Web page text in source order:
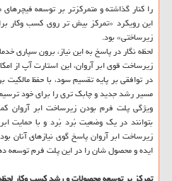
را کنار گذاشته و متمرکزتر بر توسعه
این رویکرد «تمرکز بیش تر روی کسب وکار
زیرساختی» بود.
لحظه نگار در پاسخ به این نیاز، برون سپاری
زیرساخت قوی ابر آروان، این استارت آپ از
در توافقی بر پایه تقسیم سود، با حفظ
مسیر رشد جدید و چابک تری را برای خود
ویژگی پلت فرم بودن زیرساخت ابر آروان
بتوانند در یک وضعیت بُرد بُرد و با حمایت
زیرساخت ابر آروان پاسخ گوی نیازهای آنان
ایده و محصول شان را در این پلت فرم توسعه